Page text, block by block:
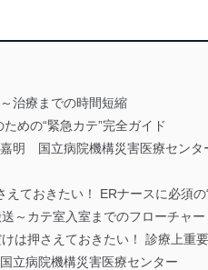
治療までの時間短縮
めの“緊急カテ”完全ガイド
嘉明 国立病院機構災害医療セン
ておきたい！ ERナースに必須の
～カテ室入室までのフローチャー
は押さえておきたい！ 診療上重
病院機構災害医療センター